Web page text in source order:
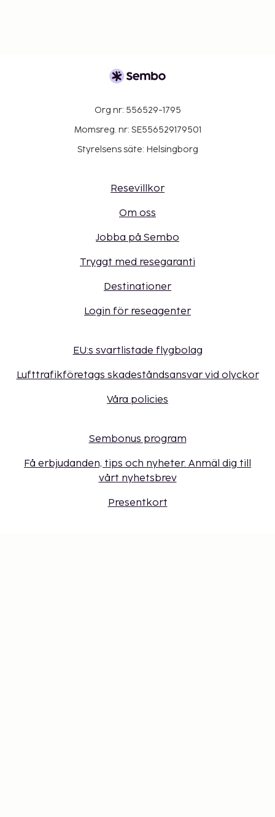
Org nr: 556529-1795
Momsreg. nr: SE556529179501
Styrelsens säte: Helsingborg
Resevillkor
Om oss
Jobba på Sembo
Tryggt med resegaranti
Destinationer
Login för reseagenter
EU:s svartlistade flygbolag
Lufttrafikföretags skadeståndsansvar vid olyckor
Våra policies
Sembonus program
Få erbjudanden, tips och nyheter. Anmäl dig till
vårt nyhetsbrev
Presentkort